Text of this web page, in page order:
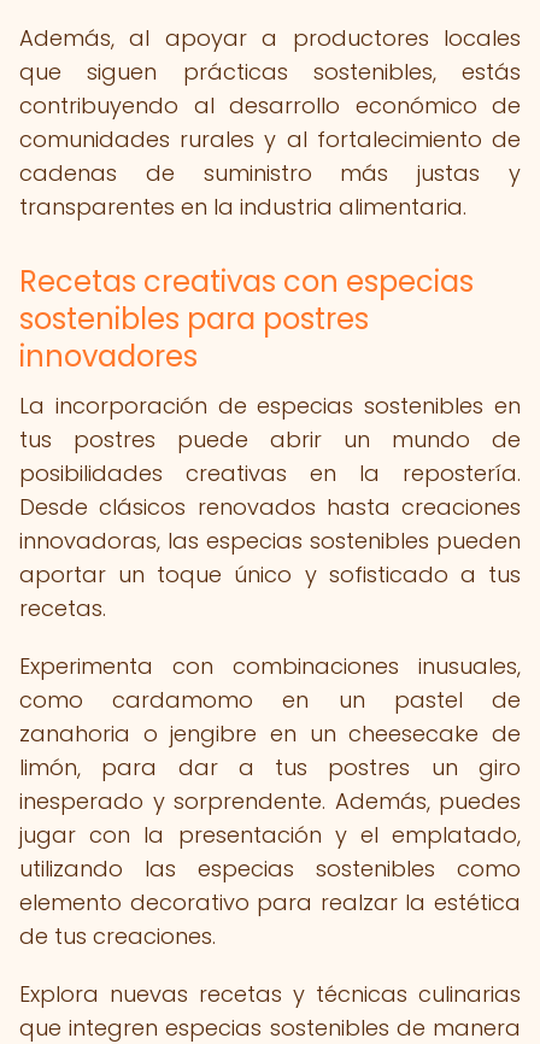
Además, al apoyar a productores locales
que siguen prácticas sostenibles, estás
contribuyendo al desarrollo económico de
comunidades rurales y al fortalecimiento de
cadenas de suministro más justas y
transparentes en la industria alimentaria.
Recetas creativas con especias
sostenibles para postres
innovadores
La incorporación de especias sostenibles en
tus postres puede abrir un mundo de
posibilidades creativas en la repostería.
Desde clásicos renovados hasta creaciones
innovadoras, las especias sostenibles pueden
aportar un toque único y sofisticado a tus
recetas.
Experimenta con combinaciones inusuales,
como cardamomo en un pastel de
zanahoria o jengibre en un cheesecake de
limón, para dar a tus postres un giro
inesperado y sorprendente. Además, puedes
jugar con la presentación y el emplatado,
utilizando las especias sostenibles como
elemento decorativo para realzar la estética
de tus creaciones.
Explora nuevas recetas y técnicas culinarias
que integren especias sostenibles de manera